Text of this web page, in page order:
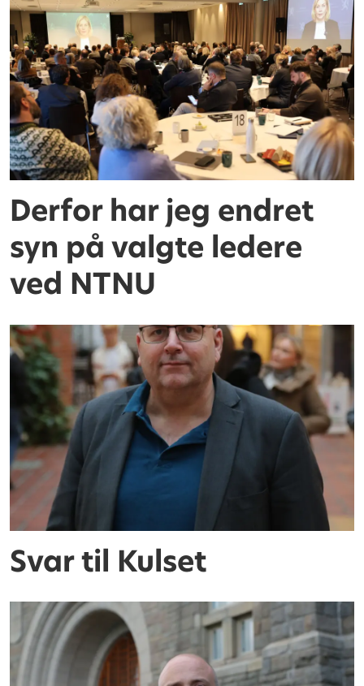
Derfor har jeg endret
syn på valgte ledere
ved NTNU
Svar til Kulset